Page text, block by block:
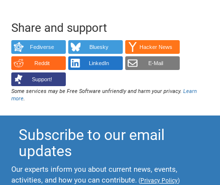
Share and support
Fediverse Bluesky Hacker News
Reddit LinkedIn E-Mail
Support!
Some services may be Free Software unfriendly and harm your privacy.Learn
more.
Subscribe to our email
updates
Our experts inform you about current news, events,
activities, and how you can contribute. (Privacy Policy)